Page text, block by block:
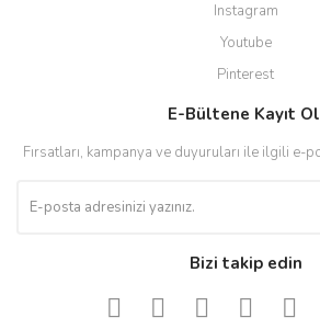
Instagram
Youtube
Pinterest
E-Bültene Kayıt
Fırsatları, kampanya ve duyuruları ile ilgili e-
Bizi takip edin